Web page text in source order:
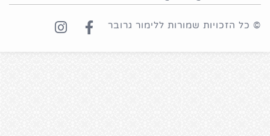
© כל הזכויות שמורות ללימור גרובר